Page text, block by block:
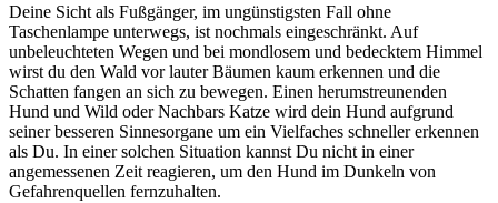
Deine Sicht als Fußgänger, im ungünstigsten Fall ohne
Taschenlampe unterwegs, ist nochmals eingeschränkt. Auf
unbeleuchteten Wegen und bei mondlosem und bedecktem Himmel
wirst du den Wald vor lauter Bäumen kaum erkennen und die
Schatten fangen an sich zu bewegen. Einen herumstreunenden
Hund und Wild oder Nachbars Katze wird dein Hund aufgrund
seiner besseren Sinnesorgane um ein Vielfaches schneller erkennen
als Du. In einer solchen Situation kannst Du nicht in einer
angemessenen Zeit reagieren, um den Hund im Dunkeln von
Gefahrenquellen fernzuhalten.